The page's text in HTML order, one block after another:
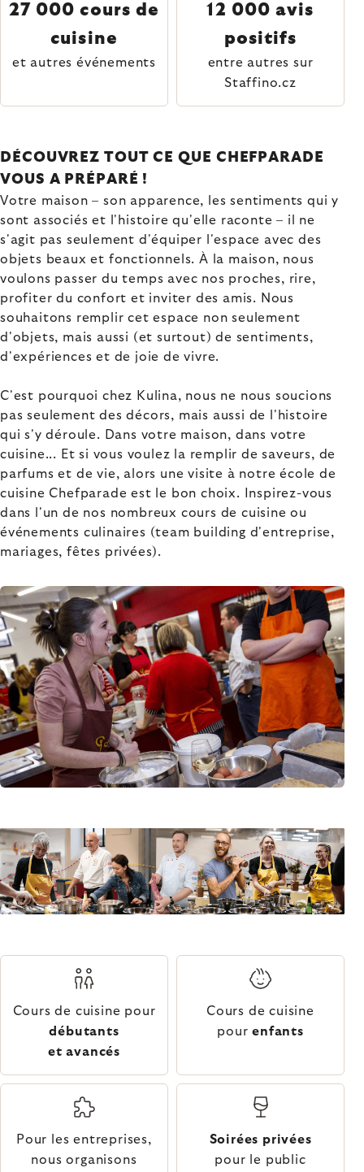
27 000 cours de
cuisine
et autres événements
12 000 avis
positifs
entre autres sur
Staffino.cz
DÉCOUVREZ TOUT CE QUE CHEFPARADE
VOUS A PRÉPARÉ !
Votre maison – son apparence, les sentiments qui y
sont associés et l'histoire qu'elle raconte – il ne
s'agit pas seulement d'équiper l'espace avec des
objets beaux et fonctionnels. À la maison, nous
voulons passer du temps avec nos proches, rire,
profiter du confort et inviter des amis. Nous
souhaitons remplir cet espace non seulement
d'objets, mais aussi (et surtout) de sentiments,
d'expériences et de joie de vivre.
C'est pourquoi chez Kulina, nous ne nous soucions
pas seulement des décors, mais aussi de l'histoire
qui s'y déroule. Dans votre maison, dans votre
cuisine... Et si vous voulez la remplir de saveurs, de
parfums et de vie, alors une visite à notre école de
cuisine Chefparade est le bon choix. Inspirez-vous
dans l'un de nos nombreux cours de cuisine ou
événements culinaires (team building d'entreprise,
mariages, fêtes privées).
Cours de cuisine pour
débutants
et avancés
Cours de cuisine
pourenfants
Pour les entreprises,
nous organisons
Soirées privées
pour le public